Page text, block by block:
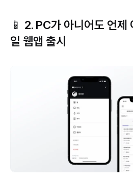
📱 2. PC가 아니어도 언
일 웹앱 출시